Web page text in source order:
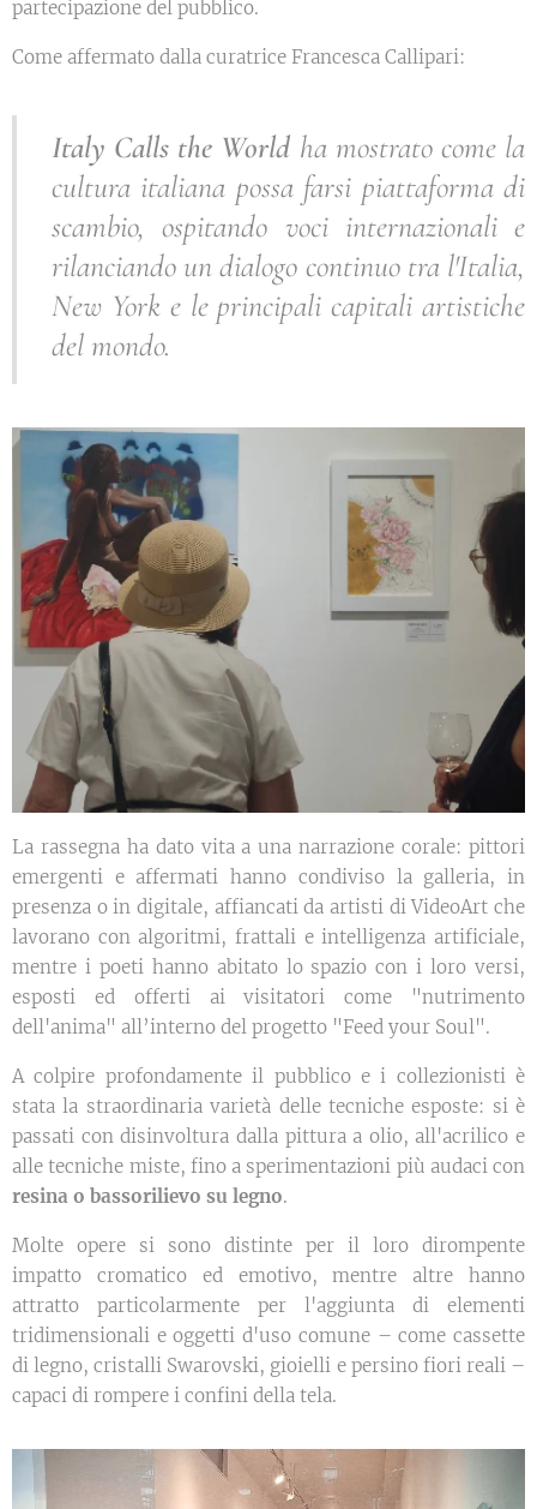
partecipazione del pubblico.
Come affermato dalla curatrice Francesca Callipari:
Italy Calls the World ha mostrato come la
cultura italiana possa farsi piattaforma di
scambio, ospitando voci internazionali e
rilanciando un dialogo continuo tra l'Italia,
New York e le principali capitali artistiche
del mondo.
La rassegna ha dato vita a una narrazione corale: pittori
emergenti e affermati hanno condiviso la galleria, in
presenza o in digitale, affiancati da artisti di VideoArt che
lavorano con algoritmi, frattali e intelligenza artificiale,
mentre i poeti hanno abitato lo spazio con i loro versi,
esposti ed offerti ai visitatori come "nutrimento
dell'anima" all’interno del progetto "Feed your Soul".
A colpire profondamente il pubblico e i collezionisti è
stata la straordinaria varietà delle tecniche esposte: si è
passati con disinvoltura dalla pittura a olio, all'acrilico e
alle tecniche miste, fino a sperimentazioni più audaci con
resina o bassorilievo su legno.
Molte opere si sono distinte per il loro dirompente
impatto cromatico ed emotivo, mentre altre hanno
attratto particolarmente per l'aggiunta di elementi
tridimensionali e oggetti d'uso comune – come cassette
di legno, cristalli Swarovski, gioielli e persino fiori reali –
capaci di rompere i confini della tela.